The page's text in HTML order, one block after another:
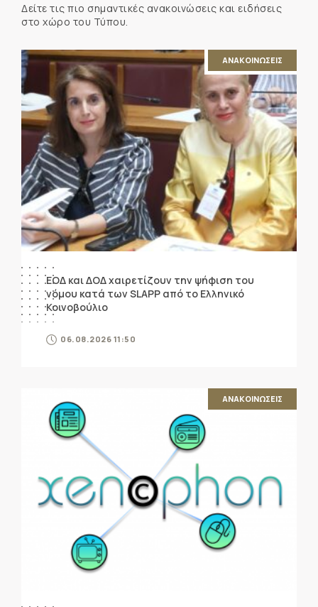
Δείτε τις πιο σημαντικές ανακοινώσεις και ειδήσεις
στο χώρο του Τύπου.
ΑΝΑΚΟΙΝΩΣΕΙΣ
ΕΟΔ και ΔΟΔ χαιρετίζουν την ψήφιση του
νόμου κατά των SLAPP από το Ελληνικό
Κοινοβούλιο
06.08.2026 11:50
ΑΝΑΚΟΙΝΩΣΕΙΣ